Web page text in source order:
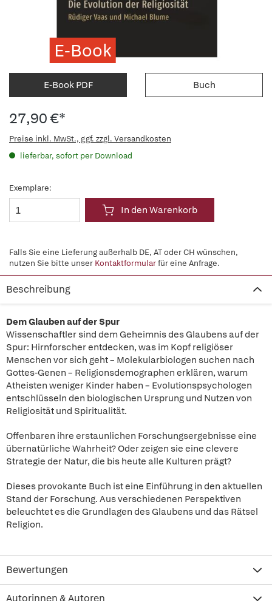
E-Book
E-Book PDF Buch
27,90 €*
Preise inkl. MwSt., ggf. zzgl. Versandkosten
lieferbar, sofort per Download
Exemplare:
In den Warenkorb
Falls Sie eine Lieferung außerhalb DE, AT oder CH wünschen,
nutzen Sie bitte unser Kontaktformularfür eine Anfrage.
Beschreibung
Dem Glauben auf der Spur
Wissenschaftler sind dem Geheimnis des Glaubens auf der
Spur: Hirnforscher entdecken, was im Kopf religiöser
Menschen vor sich geht – Molekularbiologen suchen nach
Gottes-Genen – Religionsdemographen erklären, warum
Atheisten weniger Kinder haben – Evolutionspsychologen
entschlüsseln den biologischen Ursprung und Nutzen von
Religiosität und Spiritualität.
Offenbaren ihre erstaunlichen Forschungsergebnisse eine
übernatürliche Wahrheit? Oder zeigen sie eine clevere
Strategie der Natur, die bis heute alle Kulturen prägt?
Dieses provokante Buch ist eine Einführung in den aktuellen
Stand der Forschung. Aus verschiedenen Perspektiven
beleuchtet es die Grundlagen des Glaubens und das Rätsel
Religion.
Bewertungen
Autorinnen & Autoren